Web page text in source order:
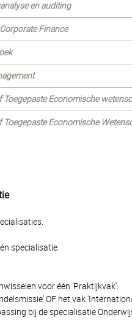
en auditing
Finance
Toegepaste Economische
Toegepaste Economische
specialisatie.
voor één 'Praktijkvak':
OF het vak
bij de specialisatie